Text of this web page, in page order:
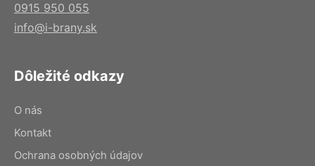
0915 950 055
info@i-brany.sk
Dôležité odkazy
O nás
Kontakt
Ochrana osobných údajov